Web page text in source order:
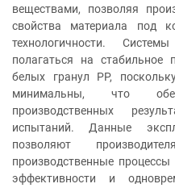
веществами, позволяя
свойства материала под
технологичности.
полагаться на стабильное
белых гранул PP,
минимальны, что
производственных
испытаний. Данные
позволяют
производственные
эффективности и